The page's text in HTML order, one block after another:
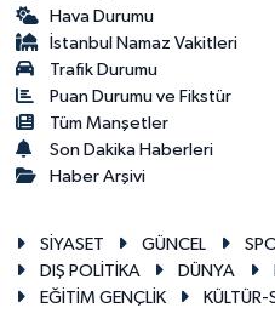
Hava Durumu
İstanbul Namaz Vakitleri
Trafik Durumu
Puan Durumu ve Fikstür
Tüm Manşetler
Son Dakika Haberleri
Haber Arşivi
SİYASET GÜNCEL
DIŞ POLİTİKA
DÜNYA
EĞİTİM GENÇLİK